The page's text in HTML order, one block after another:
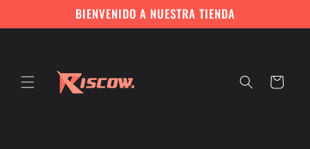
al contenido
BIENVENIDO A NUESTRA TIENDA
Carrito